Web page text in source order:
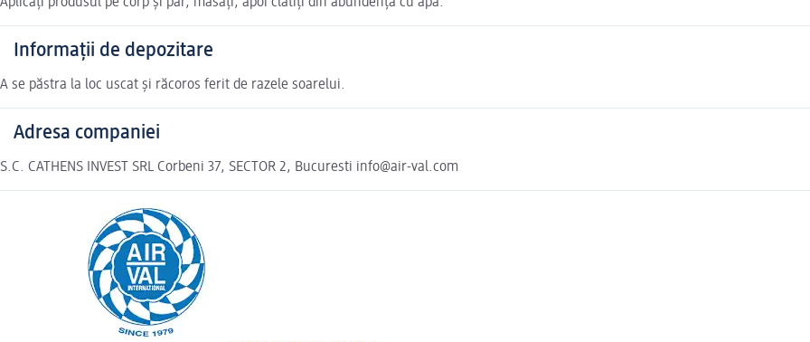
Informații de depozitare
A se păstra la loc uscat și răcoros ferit de razele soarelui.
Adresa companiei
S.C. CATHENS INVEST SRL Corbeni 37, SECTOR 2, Bucuresti info@air-val.com